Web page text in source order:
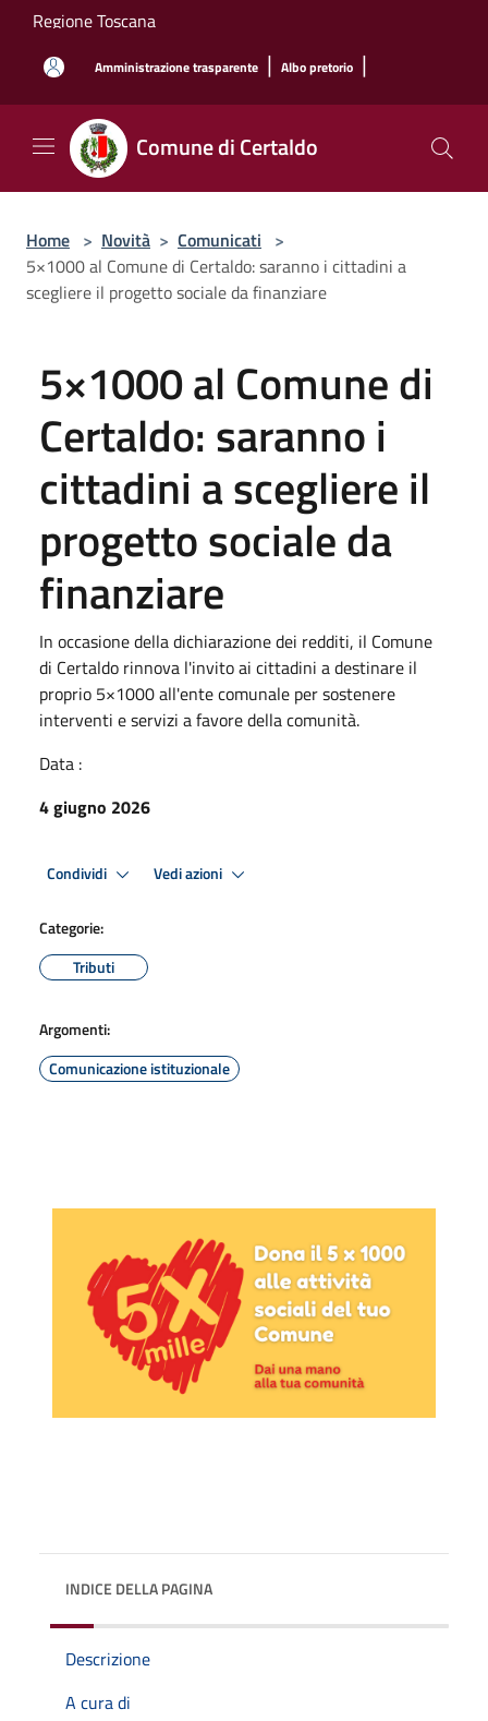
Salta al contenuto principale
Regione Toscana
Amministrazione trasparente | Albo pretorio |
Comune di Certaldo
Home > Novità > Comunicati >
5×1000 al Comune di Certaldo: saranno i cittadini a
scegliere il progetto sociale da finanziare
5×1000 al Comune di
Certaldo: saranno i
cittadini a scegliere il
progetto sociale da
finanziare
In occasione della dichiarazione dei redditi, il Comune
di Certaldo rinnova l'invito ai cittadini a destinare il
proprio 5×1000 all'ente comunale per sostenere
interventi e servizi a favore della comunità.
Data :
4 giugno 2026
Condividi Vedi azioni
Categorie:
Tributi
Argomenti:
Comunicazione istituzionale
INDICE DELLA PAGINA
Descrizione
A cura di